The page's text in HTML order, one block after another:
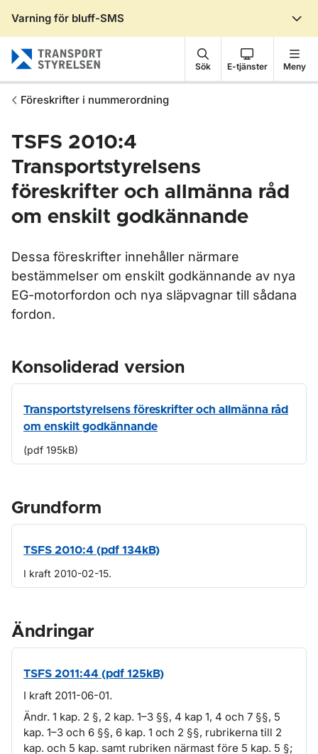
Varning för bluff-SMS
Sök E-tjänster Meny
Föreskrifter i nummerordning
TSFS 2010:4
Transportstyrelsens
föreskrifter och allmänna råd
om enskilt godkännande
Dessa föreskrifter innehåller närmare
bestämmelser om enskilt godkännande av nya
EG-motorfordon och nya släpvagnar till sådana
fordon.
Konsoliderad version
Transportstyrelsens föreskrifter och allmänna råd
om enskilt godkännande
(pdf 195kB)
Grundform
TSFS 2010:4 (pdf 134kB)
I kraft 2010-02-15.
Ändringar
TSFS 2011:44 (pdf 125kB)
I kraft 2011-06-01.
Ändr. 1 kap. 2 §, 2 kap. 1–3 §§, 4 kap 1, 4 och 7 §§, 5
kap. 1–3 och 6 §§, 6 kap. 1 och 2 §§, rubrikerna till 2
kap. och 5 kap. samt rubriken närmast före 5 kap. 5 §;